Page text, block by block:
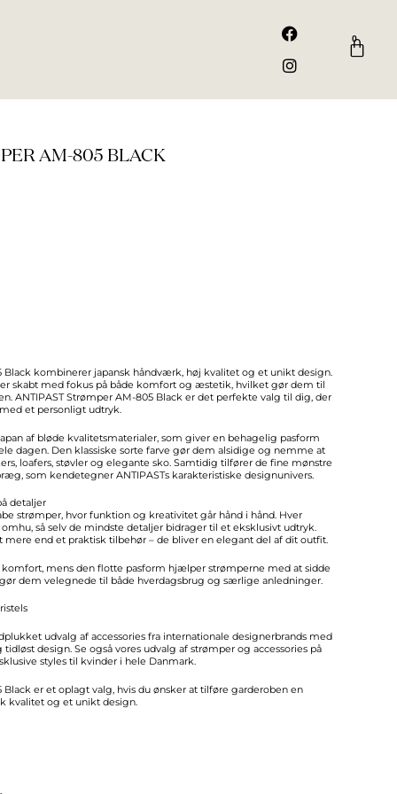
F
a
c
e
o
I
n
s
t
g
0
Kurv
AM-805 BLACK
Black kombinerer japansk håndværk, høj kvalitet og et unikt design.
skabt med fokus på både komfort og æstetik, hvilket gør dem til
ANTIPAST Strømper AM-805 Black er det perfekte valg til dig, der
et personligt udtryk.
af bløde kvalitetsmaterialer, som giver en behagelig pasform
dagen. Den klassiske sorte farve gør dem alsidige og nemme at
loafers, støvler og elegante sko. Samtidig tilfører de fine mønstre
som kendetegner ANTIPASTs karakteristiske designunivers.
detaljer
strømper, hvor funktion og kreativitet går hånd i hånd. Hver
så selv de mindste detaljer bidrager til et eksklusivt udtryk.
end et praktisk tilbehør – de bliver en elegant del af dit outfit.
mens den flotte pasform hjælper strømperne med at sidde
dem velegnede til både hverdagsbrug og særlige anledninger.
udvalg af accessories fra internationale designerbrands med
design. Se også vores udvalg af strømper og accessories på
styles til kvinder i hele Danmark.
Black er et oplagt valg, hvis du ønsker at tilføre garderoben en
kvalitet og et unikt design.